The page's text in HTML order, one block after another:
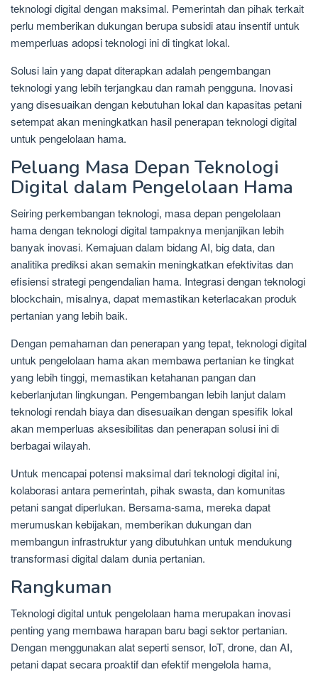
teknologi digital dengan maksimal. Pemerintah dan pihak terkait
perlu memberikan dukungan berupa subsidi atau insentif untuk
memperluas adopsi teknologi ini di tingkat lokal.
Solusi lain yang dapat diterapkan adalah pengembangan
teknologi yang lebih terjangkau dan ramah pengguna. Inovasi
yang disesuaikan dengan kebutuhan lokal dan kapasitas petani
setempat akan meningkatkan hasil penerapan teknologi digital
untuk pengelolaan hama.
Peluang Masa Depan Teknologi
Digital dalam Pengelolaan Hama
Seiring perkembangan teknologi, masa depan pengelolaan
hama dengan teknologi digital tampaknya menjanjikan lebih
banyak inovasi. Kemajuan dalam bidang AI, big data, dan
analitika prediksi akan semakin meningkatkan efektivitas dan
efisiensi strategi pengendalian hama. Integrasi dengan teknologi
blockchain, misalnya, dapat memastikan keterlacakan produk
pertanian yang lebih baik.
Dengan pemahaman dan penerapan yang tepat, teknologi digital
untuk pengelolaan hama akan membawa pertanian ke tingkat
yang lebih tinggi, memastikan ketahanan pangan dan
keberlanjutan lingkungan. Pengembangan lebih lanjut dalam
teknologi rendah biaya dan disesuaikan dengan spesifik lokal
akan memperluas aksesibilitas dan penerapan solusi ini di
berbagai wilayah.
Untuk mencapai potensi maksimal dari teknologi digital ini,
kolaborasi antara pemerintah, pihak swasta, dan komunitas
petani sangat diperlukan. Bersama-sama, mereka dapat
merumuskan kebijakan, memberikan dukungan dan
membangun infrastruktur yang dibutuhkan untuk mendukung
transformasi digital dalam dunia pertanian.
Rangkuman
Teknologi digital untuk pengelolaan hama merupakan inovasi
penting yang membawa harapan baru bagi sektor pertanian.
Dengan menggunakan alat seperti sensor, IoT, drone, dan AI,
petani dapat secara proaktif dan efektif mengelola hama,